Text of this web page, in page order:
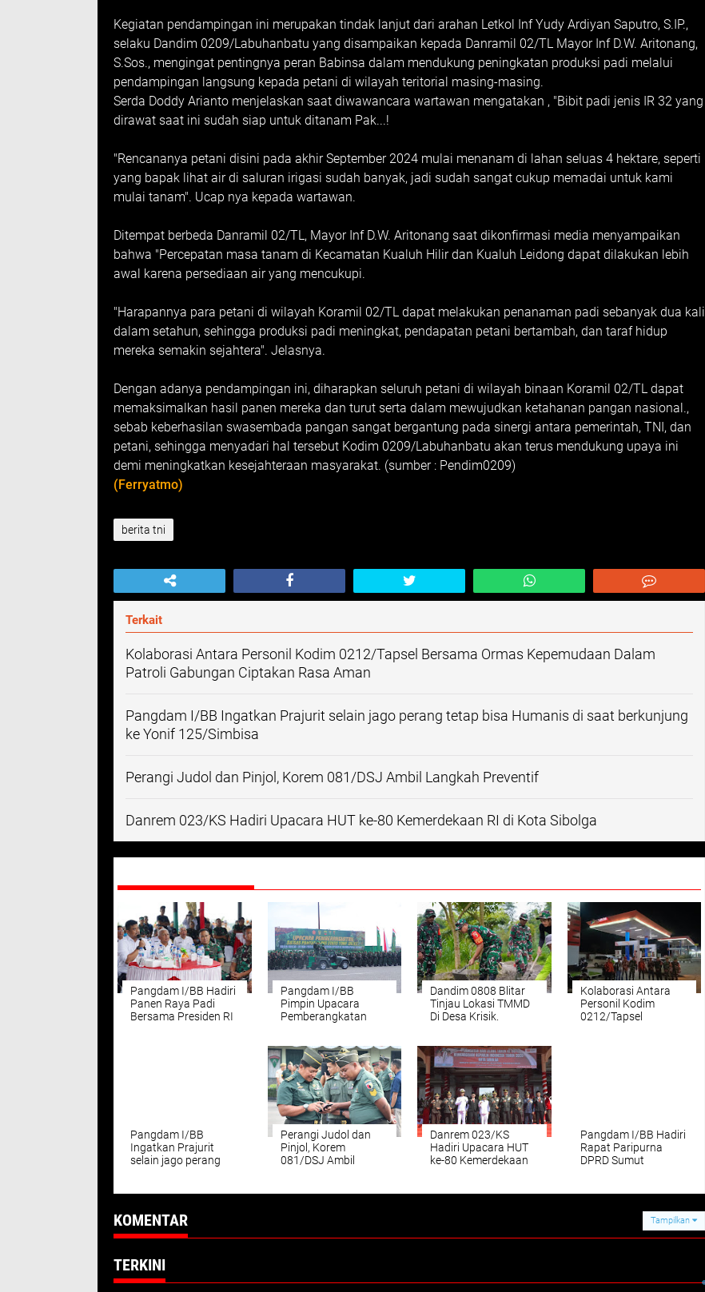
Kegiatan pendampingan ini merupakan tindak lanjut dari arahan Letkol Inf Yudy Ardiyan Saputro, S.IP.,
selaku Dandim 0209/Labuhanbatu yang disampaikan kepada Danramil 02/TL Mayor Inf D.W. Aritonang,
S.Sos., mengingat pentingnya peran Babinsa dalam mendukung peningkatan produksi padi melalui
pendampingan langsung kepada petani di wilayah teritorial masing-masing.
Serda Doddy Arianto menjelaskan saat diwawancara wartawan mengatakan , "Bibit padi jenis IR 32 yang
dirawat saat ini sudah siap untuk ditanam Pak...!
"Rencananya petani disini pada akhir September 2024 mulai menanam di lahan seluas 4 hektare, seperti
yang bapak lihat air di saluran irigasi sudah banyak, jadi sudah sangat cukup memadai untuk kami
mulai tanam". Ucap nya kepada wartawan.
Ditempat berbeda Danramil 02/TL, Mayor Inf D.W. Aritonang saat dikonfirmasi media menyampaikan
bahwa "Percepatan masa tanam di Kecamatan Kualuh Hilir dan Kualuh Leidong dapat dilakukan lebih
awal karena persediaan air yang mencukupi.
"Harapannya para petani di wilayah Koramil 02/TL dapat melakukan penanaman padi sebanyak dua kali
dalam setahun, sehingga produksi padi meningkat, pendapatan petani bertambah, dan taraf hidup
mereka semakin sejahtera". Jelasnya.
Dengan adanya pendampingan ini, diharapkan seluruh petani di wilayah binaan Koramil 02/TL dapat
memaksimalkan hasil panen mereka dan turut serta dalam mewujudkan ketahanan pangan nasional.,
sebab keberhasilan swasembada pangan sangat bergantung pada sinergi antara pemerintah, TNI, dan
petani, sehingga menyadari hal tersebut Kodim 0209/Labuhanbatu akan terus mendukung upaya ini
demi meningkatkan kesejahteraan masyarakat. (sumber : Pendim0209)
(Ferryatmo)
berita tni
Terkait
Kolaborasi Antara Personil Kodim 0212/Tapsel Bersama Ormas Kepemudaan Dalam
Patroli Gabungan Ciptakan Rasa Aman
Pangdam I/BB Ingatkan Prajurit selain jago perang tetap bisa Humanis di saat berkunjung
ke Yonif 125/Simbisa
Perangi Judol dan Pinjol, Korem 081/DSJ Ambil Langkah Preventif
Danrem 023/KS Hadiri Upacara HUT ke-80 Kemerdekaan RI di Kota Sibolga
Pangdam I/BB Hadiri
Panen Raya Padi
Bersama Presiden RI
Pangdam I/BB
Pimpin Upacara
Pemberangkatan
126/KC
Dandim 0808 Blitar
Tinjau Lokasi TMMD
Di Desa Krisik.
Kolaborasi Antara
Personil Kodim
0212/Tapsel
Pangdam I/BB
Ingatkan Prajurit
selain jago perang
Perangi Judol dan
Pinjol, Korem
081/DSJ Ambil
Danrem 023/KS
Hadiri Upacara HUT
ke-80 Kemerdekaan
Pangdam I/BB Hadiri
Rapat Paripurna
DPRD Sumut
KOMENTAR Tampilkan
TERKINI